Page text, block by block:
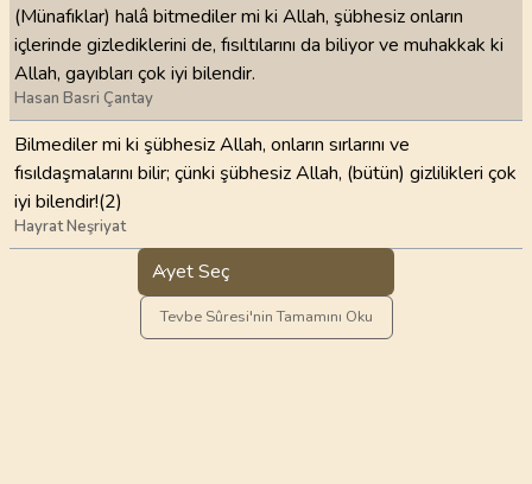
(Münafıklar) halâ bitmediler mi ki Allah, şübhesiz onların
içlerinde gizlediklerini de, fısıltılarını da biliyor ve muhakkak ki
Allah, gayıbları çok iyi bilendir.
Hasan Basri Çantay
Bilmediler mi ki şübhesiz Allah, onların sırlarını ve
fısıldaşmalarını bilir; çünki şübhesiz Allah, (bütün) gizlilikleri çok
iyi bilendir!(2)
Hayrat Neşriyat
Ayet Seç
Tevbe Sûresi'nin Tamamını Oku